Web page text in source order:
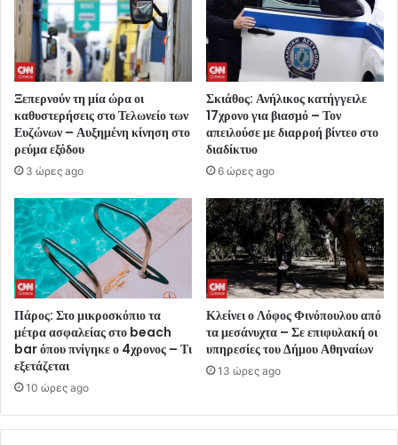
Ξεπερνούν τη μία ώρα οι
καθυστερήσεις στο Τελωνείο των
Ευζώνων – Αυξημένη κίνηση στο
ρεύμα εξόδου
3 ώρες ago
Σκιάθος: Ανήλικος κατήγγειλε
17χρονο για βιασμό – Τον
απειλούσε με διαρροή βίντεο στο
διαδίκτυο
6 ώρες ago
Πάρος: Στο μικροσκόπιο τα
μέτρα ασφαλείας στο beach
bar όπου πνίγηκε ο 4χρονος – Τι
εξετάζεται
10 ώρες ago
Κλείνει ο Λόφος Φινόπουλου από
τα μεσάνυχτα – Σε επιφυλακή οι
υπηρεσίες του Δήμου Αθηναίων
13 ώρες ago